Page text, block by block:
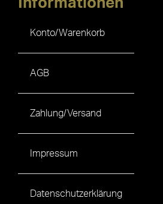
Konto/Warenkorb
AGB
Zahlung/Versand
Impressum
Datenschutzerklärung